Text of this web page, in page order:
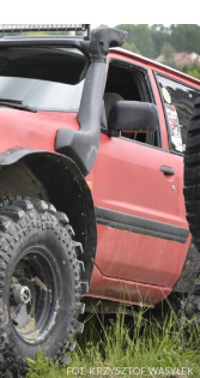
FOT. KRZYSZTOF WASYŁEK